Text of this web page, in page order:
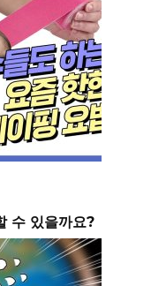
수 있을까요?